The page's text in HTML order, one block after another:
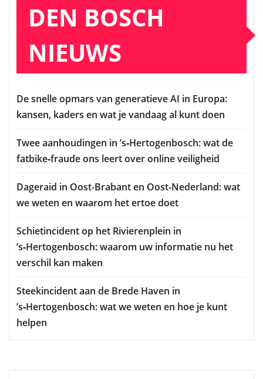
DEN BOSCH
NIEUWS
De snelle opmars van generatieve AI in Europa:
kansen, kaders en wat je vandaag al kunt doen
Twee aanhoudingen in ’s‑Hertogenbosch: wat de
fatbike‑fraude ons leert over online veiligheid
Dageraid in Oost-Brabant en Oost-Nederland: wat
we weten en waarom het ertoe doet
Schietincident op het Rivierenplein in
’s‑Hertogenbosch: waarom uw informatie nu het
verschil kan maken
Steekincident aan de Brede Haven in
’s‑Hertogenbosch: wat we weten en hoe je kunt
helpen